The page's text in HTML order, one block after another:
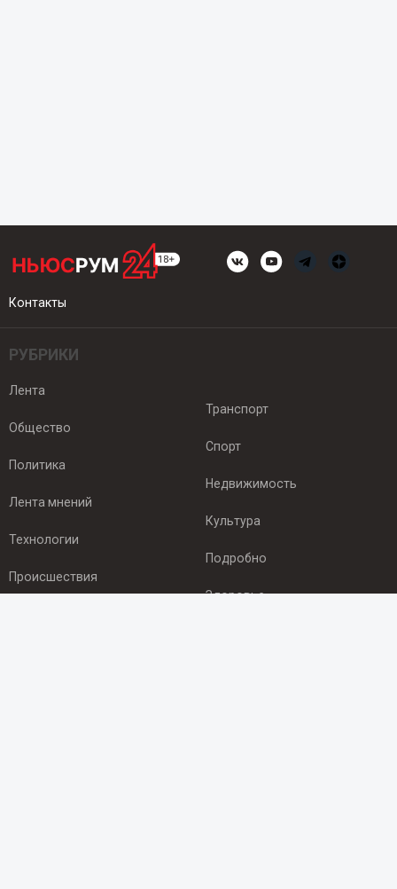
Контакты
РУБРИКИ
Лента
Общество
Политика
Лента мнений
Технологии
Происшествия
Транспорт
Спорт
Недвижимость
Культура
Подробно
Здоровье